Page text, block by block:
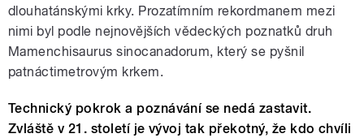
dlouhatánskými krky. Prozatímním rekordmanem mezi
nimi byl podle nejnovějších vědeckých poznatků druh
Mamenchisaurus sinocanadorum, který se pyšnil
patnáctimetrovým krkem.
Technický pokrok a poznávání se nedá zastavit.
Zvláště v 21. století je vývoj tak překotný, že kdo chvíli